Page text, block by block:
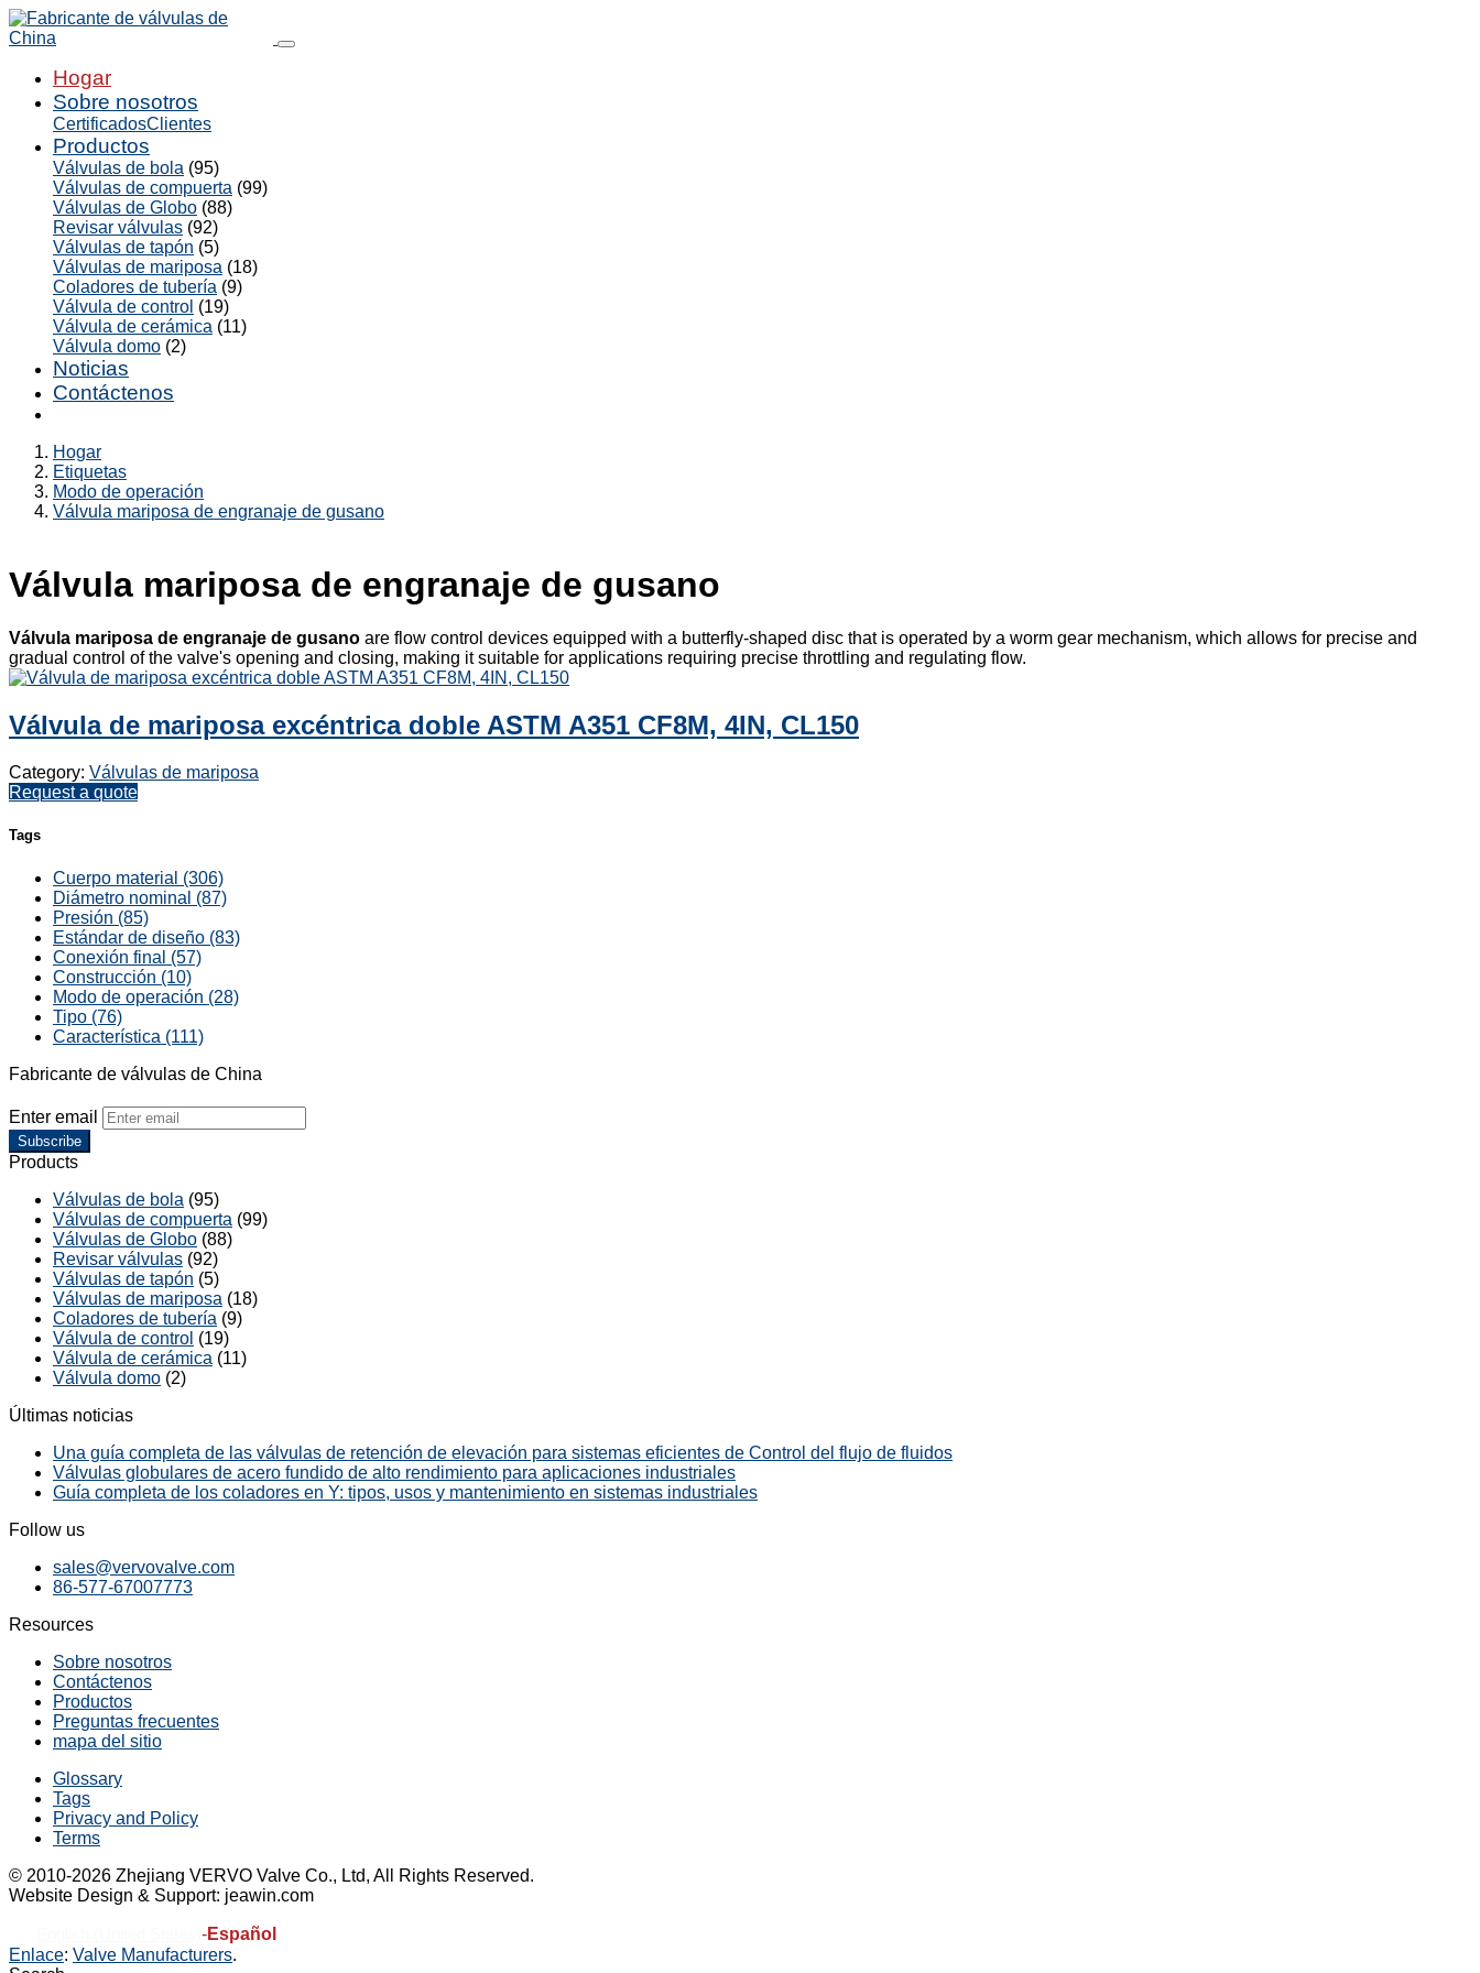
Hogar
Sobre nosotros
CertificadosClientes
Productos
Válvulas de bola (95)
Válvulas de compuerta (99)
Válvulas de Globo (88)
Revisar válvulas (92)
Válvulas de tapón (5)
Válvulas de mariposa (18)
Coladores de tubería (9)
Válvula de control (19)
Válvula de cerámica (11)
Válvula domo (2)
Noticias
Contáctenos
Hogar
Etiquetas
Modo de operación
Válvula mariposa de engranaje de gusano
Válvula mariposa de engranaje de gusano
Válvula mariposa de engranaje de gusano are flow control devices equipped with a butterfly-shaped disc that is operated by a worm gear mechanism, which allows for precise and
gradual control of the valve's opening and closing, making it suitable for applications requiring precise throttling and regulating flow.
Válvula de mariposa excéntrica doble ASTM A351 CF8M, 4IN, CL150
Category: Válvulas de mariposa
Request a quote
Tags
Cuerpo material (306)
Diámetro nominal (87)
Presión (85)
Estándar de diseño (83)
Conexión final (57)
Construcción (10)
Modo de operación (28)
Tipo (76)
Característica (111)
Fabricante de válvulas de China
Enter email
Subscribe
Products
Válvulas de bola (95)
Válvulas de compuerta (99)
Válvulas de Globo (88)
Revisar válvulas (92)
Válvulas de tapón (5)
Válvulas de mariposa (18)
Coladores de tubería (9)
Válvula de control (19)
Válvula de cerámica (11)
Válvula domo (2)
Últimas noticias
Una guía completa de las válvulas de retención de elevación para sistemas eficientes de Control del flujo de fluidos
Válvulas globulares de acero fundido de alto rendimiento para aplicaciones industriales
Guía completa de los coladores en Y: tipos, usos y mantenimiento en sistemas industriales
Follow us
sales@vervovalve.com
86-577-67007773
Resources
Sobre nosotros
Contáctenos
Productos
Preguntas frecuentes
mapa del sitio
Glossary
Tags
Privacy and Policy
Terms
© 2010-2026 Zhejiang VERVO Valve Co., Ltd, All Rights Reserved.
Website Design & Support: jeawin.com
-Español
Enlace: Valve Manufacturers.